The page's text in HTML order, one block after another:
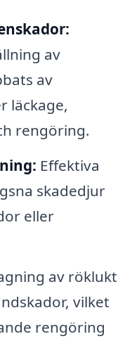
av
av
läckage,
rengöring.
Effektiva
skadedjur
eller
av röklukt
vilket
rengöring